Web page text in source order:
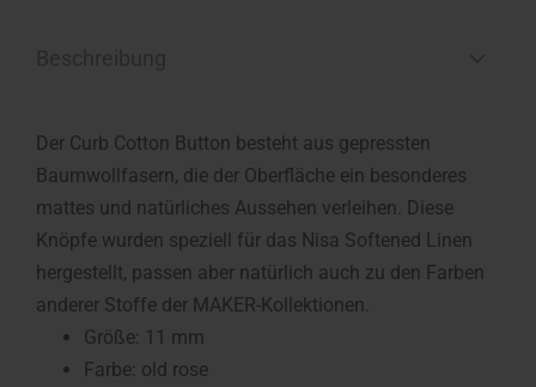
Der Curb Cotton Button besteht aus gepressten
Baumwollfasern, die der Oberfläche ein besonderes
mattes und natürliches Aussehen verleihen. Diese
Knöpfe wurden speziell für das Nisa Softened Linen
hergestellt, passen aber natürlich auch zu den Farben
anderer Stoffe der MAKER-Kollektionen.
Größe: 11 mm
Farbe: old rose